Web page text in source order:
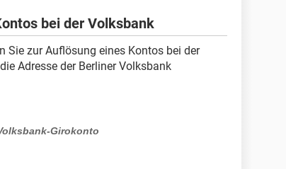
bei der Volksbank
Sie zur Auflösung eines Kontos bei der
Adresse der Berliner Volksbank
Girokonto